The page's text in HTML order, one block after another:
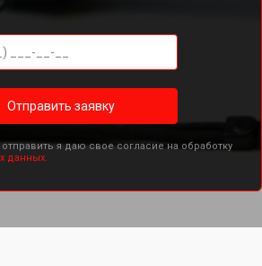
Отправить заявку
я даю свое согласие на обработку
данных.